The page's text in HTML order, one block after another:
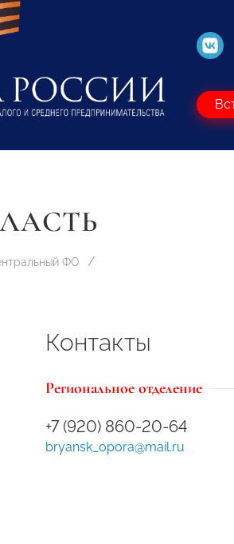
ФО
Контакты
Региональное отделение
+7 (920) 860-20-64
bryansk_opora@mail.ru